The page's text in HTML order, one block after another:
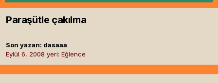
Paraşütle çakılma
Son yazan: dasaaa
Eylül 6, 2008 yeri: Eğlence